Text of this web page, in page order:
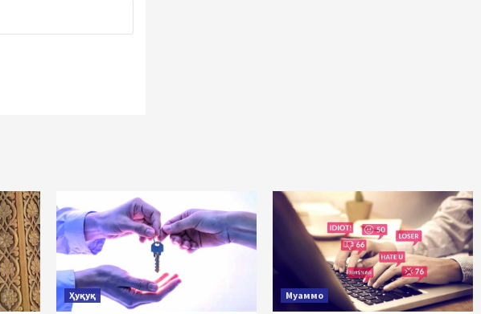
Ҳуқуқ Муаммо